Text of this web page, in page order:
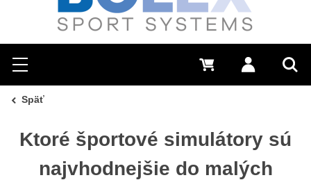
Hľadať
Menu Prihlásiť sa
0 €
Späť
Ktoré športové simulátory sú
najvhodnejšie do malých